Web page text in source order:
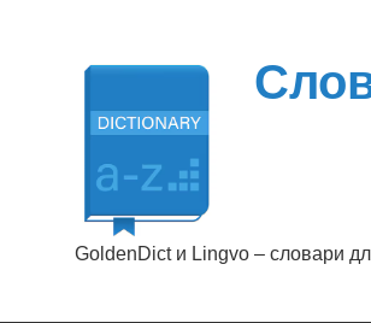
GoldenDict и Lingvo – словари